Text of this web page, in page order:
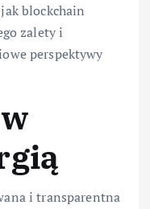
blockchain
zalety i
perspektywy
i transparentna